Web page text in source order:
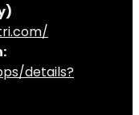
details?